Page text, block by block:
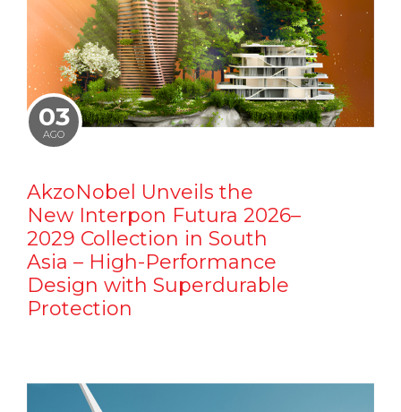
03
AGO
AkzoNobel Unveils the
New Interpon Futura 2026–
2029 Collection in South
Asia – High-Performance
Design with Superdurable
Protection